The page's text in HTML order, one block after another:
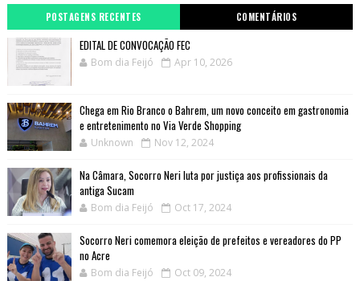
POSTAGENS RECENTES COMENTÁRIOS
EDITAL DE CONVOCAÇÃO FEC
Bom dia Feijó Apr 10, 2026
Chega em Rio Branco o Bahrem, um novo conceito em gastronomia
e entretenimento no Via Verde Shopping
Unknown Nov 12, 2024
Na Câmara, Socorro Neri luta por justiça aos profissionais da
antiga Sucam
Bom dia Feijó Oct 17, 2024
Socorro Neri comemora eleição de prefeitos e vereadores do PP
no Acre
Bom dia Feijó Oct 09, 2024